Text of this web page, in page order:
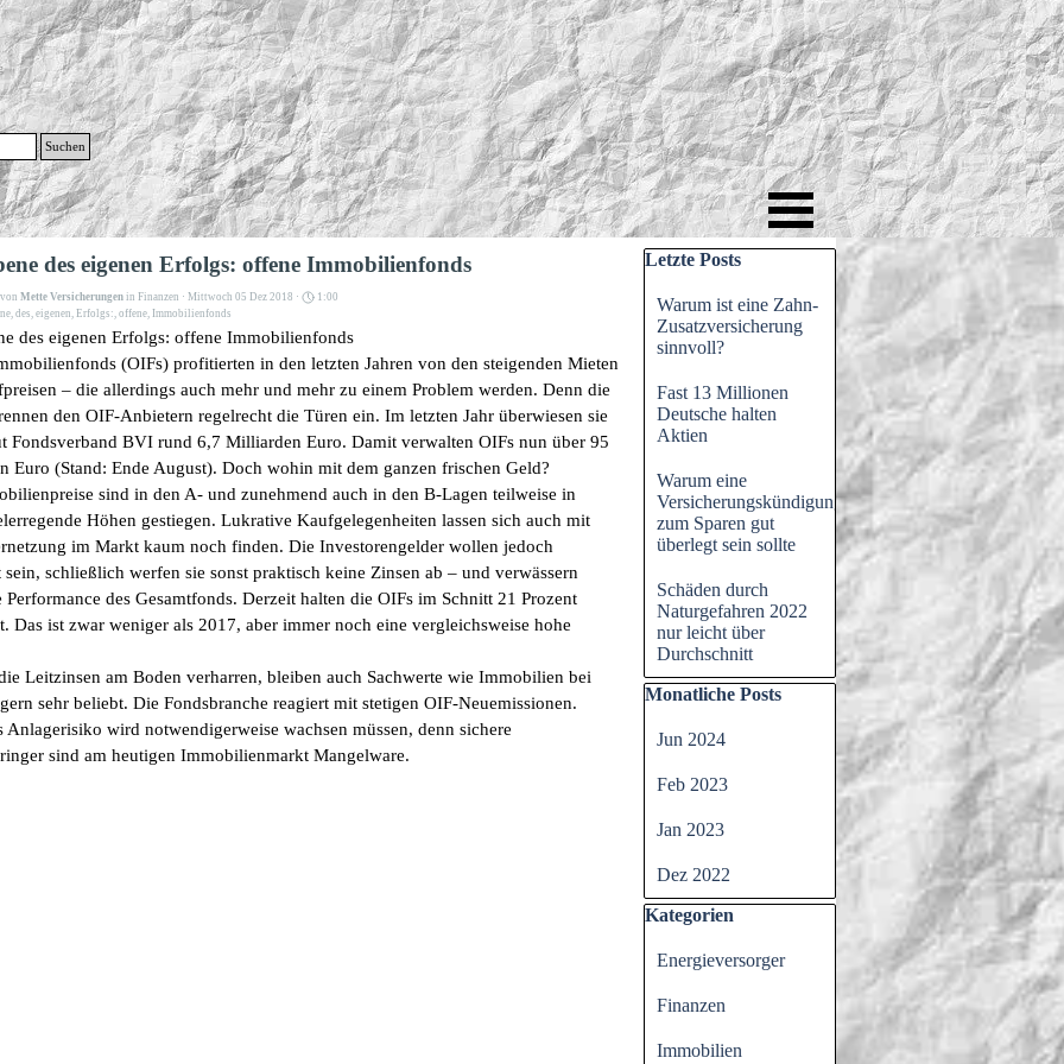
Suchen
Menü überspringen
des eigenen Erfolgs: offene Immobilienfonds
Mette Versicherungen in Finanzen · Mittwoch 05 Dez 2018 ·
1:00
, des, eigenen, Erfolgs:, offene, Immobilienfonds
des eigenen Erfolgs: offene Immobilienfonds
(OIFs) profitierten in den letzten Jahren von den steigenden Mieten
– die allerdings auch mehr und mehr zu einem Problem werden. Denn die
den OIF-Anbietern regelrecht die Türen ein. Im letzten Jahr überwiesen sie
Fondsverband BVI rund 6,7 Milliarden Euro. Damit verwalten OIFs nun über 95
Euro (Stand: Ende August). Doch wohin mit dem ganzen frischen Geld?
sind in den A- und zunehmend auch in den B-Lagen teilweise in
Höhen gestiegen. Lukrative Kaufgelegenheiten lassen sich auch mit
im Markt kaum noch finden. Die Investorengelder wollen jedoch
sein, schließlich werfen sie sonst praktisch keine Zinsen ab – und verwässern
Performance des Gesamtfonds. Derzeit halten die OIFs im Schnitt 21 Prozent
Das ist zwar weniger als 2017, aber immer noch eine vergleichsweise hohe
Leitzinsen am Boden verharren, bleiben auch Sachwerte wie Immobilien bei
sehr beliebt. Die Fondsbranche reagiert mit stetigen OIF-Neuemissionen.
Anlagerisiko wird notwendigerweise wachsen müssen, denn sichere
sind am heutigen Immobilienmarkt Mangelware.
Block überspringen Letzte Posts
Letzte Posts
Warum ist eine Zahn-
Zusatzversicherung
sinnvoll?
Fast 13 Millionen
Deutsche halten
Aktien
Warum eine
Versicherungskündigung
zum Sparen gut
überlegt sein sollte
Schäden durch
Naturgefahren 2022
nur leicht über
Durchschnitt
Block überspringen Monatliche Posts
Monatliche Posts
Jun 2024
Feb 2023
Jan 2023
Dez 2022
Block überspringen Kategorien
Kategorien
Energieversorger
Finanzen
Immobilien